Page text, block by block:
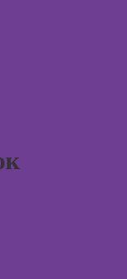
Курсы